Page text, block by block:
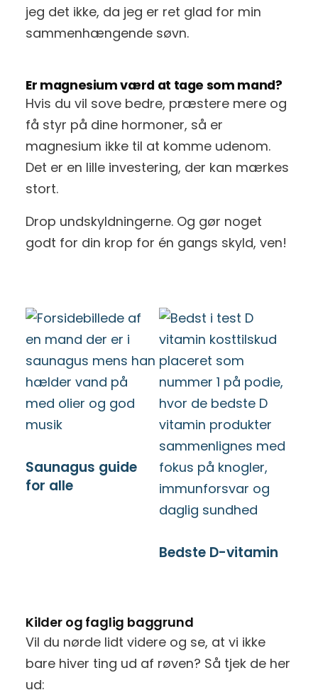
jeg det ikke, da jeg er ret glad for min
sammenhængende søvn.
Er magnesium værd at tage som mand?
Hvis du vil sove bedre, præstere mere og
få styr på dine hormoner, så er
magnesium ikke til at komme udenom.
Det er en lille investering, der kan mærkes
stort.
Drop undskyldningerne. Og gør noget
godt for din krop for én gangs skyld, ven!
Saunagus guide
for alle
Bedste D-vitamin
Kilder og faglig baggrund
Vil du nørde lidt videre og se, at vi ikke
bare hiver ting ud af røven? Så tjek de her
ud: